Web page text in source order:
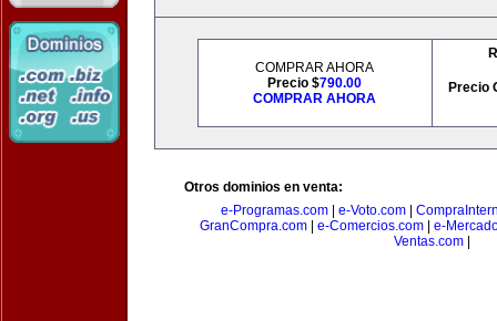
COMPRAR AHORA
Precio $790.00
COMPRAR AHORA
Precio
Otros dominios en venta:
e-Programas.com
e-Voto.com
GranCompra.com
e-Comercios.com
e-
Ventas.com|